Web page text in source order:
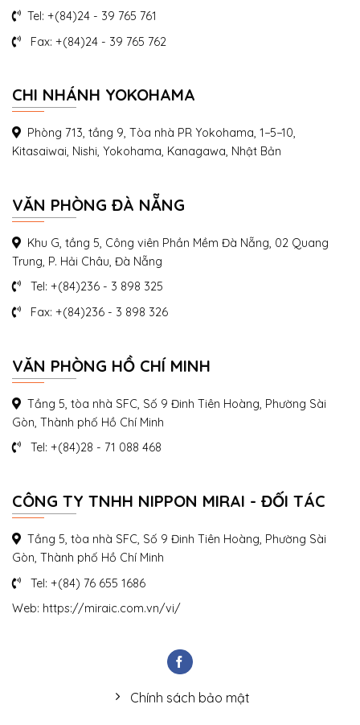
Tel: +(84)24 - 39 765 761
Fax: +(84)24 - 39 765 762
CHI NHÁNH YOKOHAMA
Phòng 713, tầng 9, Tòa nhà PR Yokohama, 1−5−10,
Kitasaiwai, Nishi, Yokohama, Kanagawa, Nhật Bản
VĂN PHÒNG ĐÀ NẴNG
Khu G, tầng 5, Công viên Phần Mềm Đà Nẵng, 02 Quang
Trung, P. Hải Châu, Đà Nẵng
Tel: +(84)236 - 3 898 325
Fax: +(84)236 - 3 898 326
VĂN PHÒNG HỒ CHÍ MINH
Tầng 5, tòa nhà SFC, Số 9 Đinh Tiên Hoàng, Phường Sài
Gòn, Thành phố Hồ Chí Minh
Tel: +(84)28 - 71 088 468
CÔNG TY TNHH NIPPON MIRAI - ĐỐI TÁC
Tầng 5, tòa nhà SFC, Số 9 Đinh Tiên Hoàng, Phường Sài
Gòn, Thành phố Hồ Chí Minh
Tel: +(84) 76 655 1686
Web: https://miraic.com.vn/vi/
Chính sách bảo mật